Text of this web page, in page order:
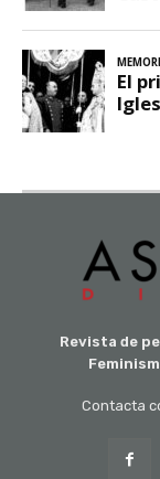
Revista de
Contacta